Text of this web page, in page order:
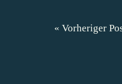
« Vorheriger